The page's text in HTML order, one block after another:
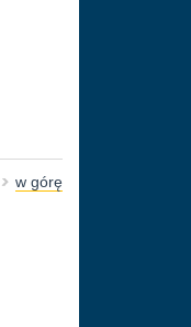
w górę